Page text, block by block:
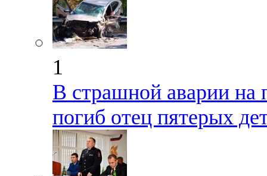
1
В страшной аварии на
погиб отец пятерых